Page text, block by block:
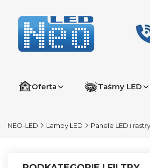
Oferta Taśmy LED
NEO-LED Lampy LED Panele LED i